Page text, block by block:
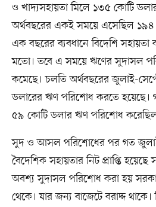
ও খাদ্যসহায়তা মিলে ১৩৫ কোটি
অর্থবছরের একই সময়ে এসেছিল ১৯৪
এক বছরের ব্যবধানে বিদেশি
মতো। তবে এ সময়ে ঋণের সুদাসল
কমেছে। চলতি অর্থবছরের জুলাই-
ডলারের ঋণ পরিশোধ করতে
৫৯ কোটি ডলার ঋণ পরিশোধ করেছিল
সুদ ও আসল পরিশোধের পর গত
বৈদেশিক সহায়তার নিট প্রাপ্তি
অবশ্য সুদাসল পরিশোধ করা হয়
থেকে। যার জন্য বাজেটে বরাদ্দ